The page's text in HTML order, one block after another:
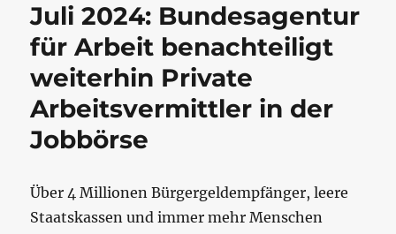
Juli 2024: Bundesagentur
für Arbeit benachteiligt
weiterhin Private
Arbeitsvermittler in der
Jobbörse
Über 4 Millionen Bürgergeldempfänger, leere
Staatskassen und immer mehr Menschen